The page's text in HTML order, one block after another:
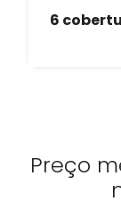
6
Preço